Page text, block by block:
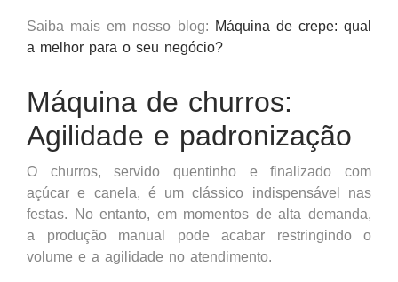
Saiba mais em nosso blog: Máquina de crepe: qual
a melhor para o seu negócio?
Máquina de churros:
Agilidade e padronização
O churros, servido quentinho e finalizado com
açúcar e canela, é um clássico indispensável nas
festas. No entanto, em momentos de alta demanda,
a produção manual pode acabar restringindo o
volume e a agilidade no atendimento.